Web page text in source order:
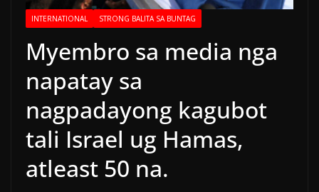
INTERNATIONAL STRONG BALITA SA BUNTAG
Myembro sa media nga
napatay sa
nagpadayong kagubot
tali Israel ug Hamas,
atleast 50 na.